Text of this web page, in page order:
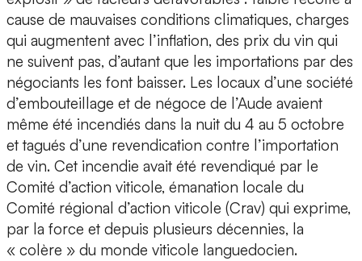
cause de mauvaises conditions climatiques, charges
qui augmentent avec l’inflation, des prix du vin qui
ne suivent pas, d’autant que les importations par des
négociants les font baisser. Les locaux d’une société
d’embouteillage et de négoce de l’Aude avaient
même été incendiés dans la nuit du 4 au 5 octobre
et tagués d’une revendication contre l’importation
de vin. Cet incendie avait été revendiqué par le
Comité d’action viticole, émanation locale du
Comité régional d’action viticole (Crav) qui exprime,
par la force et depuis plusieurs décennies, la
« colère » du monde viticole languedocien.